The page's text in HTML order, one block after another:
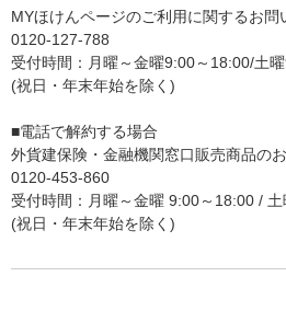
MYほけんページのご利用に関するお問
0120-127-788
受付時間：月曜～金曜9:00～18:00/土
(祝日・年末年始を除く)
■電話で解約する場合
外貨建保険・金融機関窓口販売商品の
0120-453-860
受付時間：月曜～金曜 9:00～18:00 /
(祝日・年末年始を除く)